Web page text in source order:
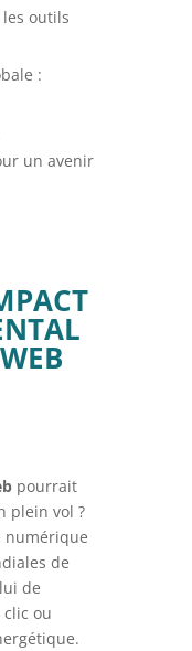
outils
:
un avenir
pourrait
plein vol ?
numérique
de
de
clic ou